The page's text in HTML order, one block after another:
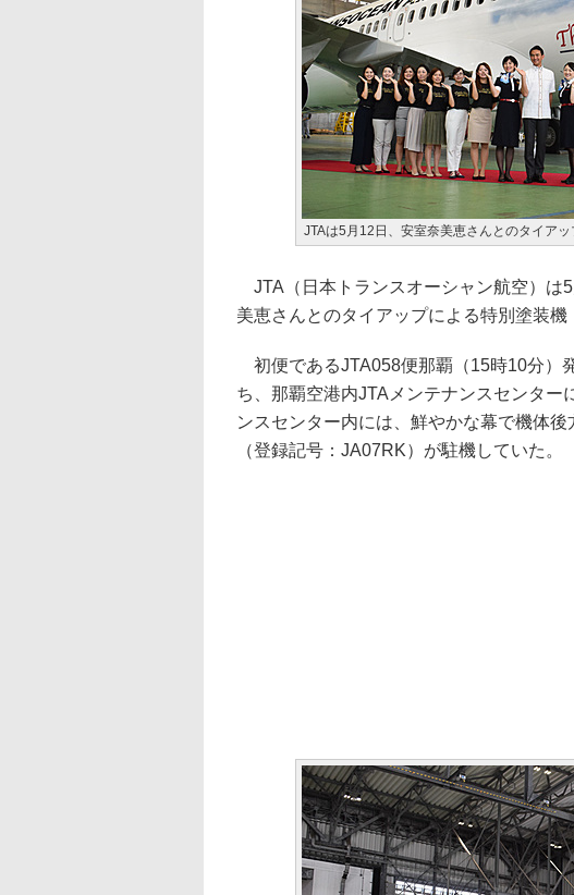
JTAは5月12日、安室奈美恵さんとのタイア
JTA（日本トランスオーシャン航空）は
美恵さんとのタイアップによる特別塗装機
初便であるJTA058便那覇（15時10分）
ち、那覇空港内JTAメンテナンスセンター
ンスセンター内には、鮮やかな幕で機体
（登録記号：JA07RK）が駐機していた。